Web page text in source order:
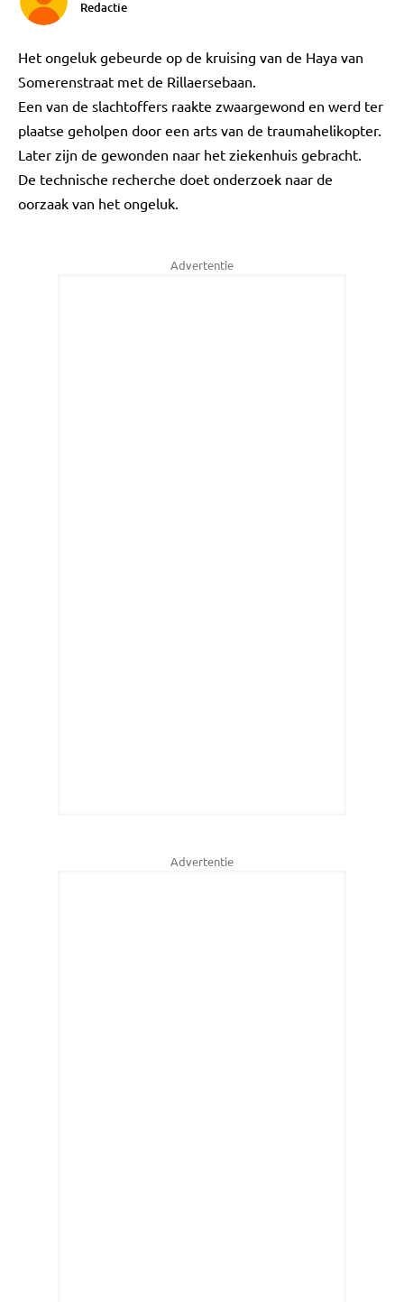
Redactie
Het ongeluk gebeurde op de kruising van de Haya van
Somerenstraat met de Rillaersebaan.
Een van de slachtoffers raakte zwaargewond en werd ter
plaatse geholpen door een arts van de traumahelikopter.
Later zijn de gewonden naar het ziekenhuis gebracht.
De technische recherche doet onderzoek naar de
oorzaak van het ongeluk.
Advertentie
Advertentie